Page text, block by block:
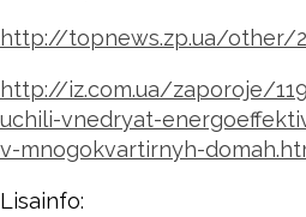
http://topnews.zp.ua/other/
http://iz.com.ua/zaporoje/
uchili-vnedryat-
v-mnogokvartirnyh-
Lisainfo: